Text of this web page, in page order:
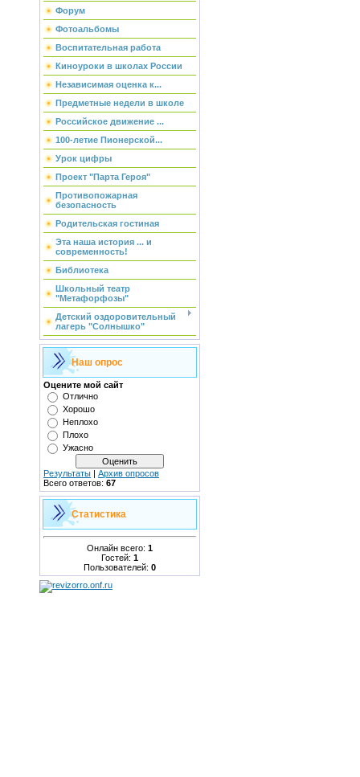
Форум
Фотоальбомы
Воспитательная работа
Киноуроки в школах России
Независимая оценка к...
Предметные недели в школе
Российское движение ...
100-летие Пионерской...
Урок цифры
Проект "Парта Героя"
Противопожарная
безопасность
Родительская гостиная
Эта наша история ... и
современность!
Библиотека
Школьный театр
"Метафорфозы"
Детский оздоровительный
лагерь "Солнышко"
Наш опрос
Оцените мой сайт
Отлично
Хорошо
Неплохо
Плохо
Ужасно
Результаты | Архив опросов
Всего ответов: 67
Статистика
Онлайн всего: 1
Гостей: 1
Пользователей: 0